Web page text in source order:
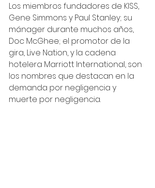
Los miembros fundadores de KISS,
Gene Simmons y Paul Stanley; su
mánager durante muchos años,
Doc McGhee; el promotor de la
gira, Live Nation, y la cadena
hotelera Marriott International, son
los nombres que destacan en la
demanda por negligencia y
muerte por negligencia.